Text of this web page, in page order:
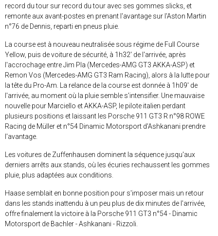
record du tour sur record du tour avec ses gommes slicks, et
remonte aux avant-postes en prenant l'avantage sur l'Aston Martin
n°76 de Dennis, reparti en pneus pluie.
La course est à nouveau neutralisée sous régime de Full Course
Yellow, puis de voiture de sécurité, à 1h32' de l'arrivée, après
l'accrochage entre Jim Pla (Mercedes-AMG GT3 AKKA-ASP) et
Remon Vos (Mercedes-AMG GT3 Ram Racing), alors à la lutte pour
la tête du Pro-Am. La relance de la course est donnée à 1h09' de
l'arrivée, au moment où la pluie semble s'intensifier. Une mauvaise
nouvelle pour Marciello et AKKA-ASP, le pilote italien perdant
plusieurs positions et laissant les Porsche 911 GT3 R n°98 ROWE
Racing de Müller et n°54 Dinamic Motorsport d'Ashkanani prendre
l'avantage.
Les voitures de Zuffenhausen dominent la séquence jusqu'aux
derniers arrêts aux stands, où les écuries rechaussent les gommes
pluie, plus adaptées aux conditions.
Haase semblait en bonne position pour s'imposer mais un retour
dans les stands inattendu à un peu plus de dix minutes de l'arrivée,
offre finalement la victoire à la Porsche 911 GT3 n°54 - Dinamic
Motorsport de Bachler - Ashkanani - Rizzoli.